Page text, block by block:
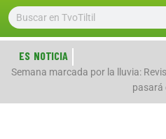
ES NOTICIA
Semana marcada por la lluvia:
pasará